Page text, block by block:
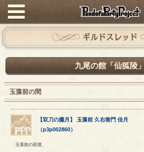
ギルドスレッド
九尾の館「仙狐陵」
玉藻前の間
【双刀の朧月 】玉藻前 久右衛門 佳月
（p3p002860）
玉藻前の部屋。